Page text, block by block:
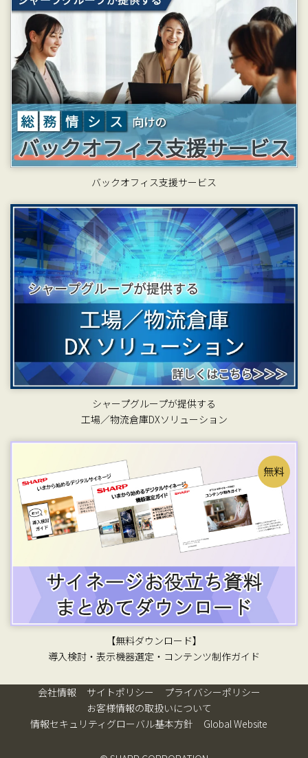
バックオフィス支援サービス
シャープグループが提供する
工場／物流倉庫DXソリューション
【無料ダウンロード】
導入検討・表示機器選定・コンテンツ制作ガイド
会社情報 サイトポリシー
プライバシーポリシー
お客様情報の取扱いについて
情報セキュリティグローバル基本方針
Global Website